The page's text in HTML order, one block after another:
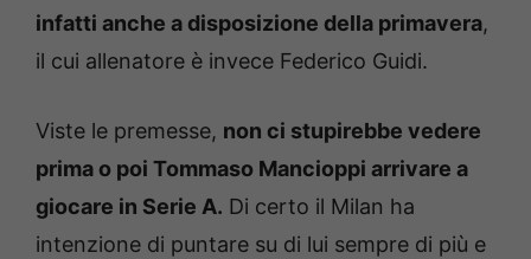
infatti anche a disposizione della primavera,
il cui allenatore è invece Federico Guidi.
Viste le premesse, non ci stupirebbe vedere
prima o poi Tommaso Mancioppi arrivare a
giocare in Serie A. Di certo il Milan ha
intenzione di puntare su di lui sempre di più e